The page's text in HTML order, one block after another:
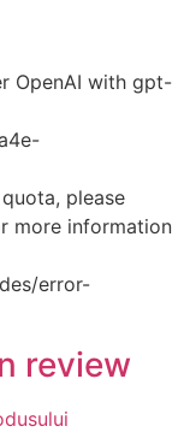
OpenAI with gpt-
please
more information
error-
review